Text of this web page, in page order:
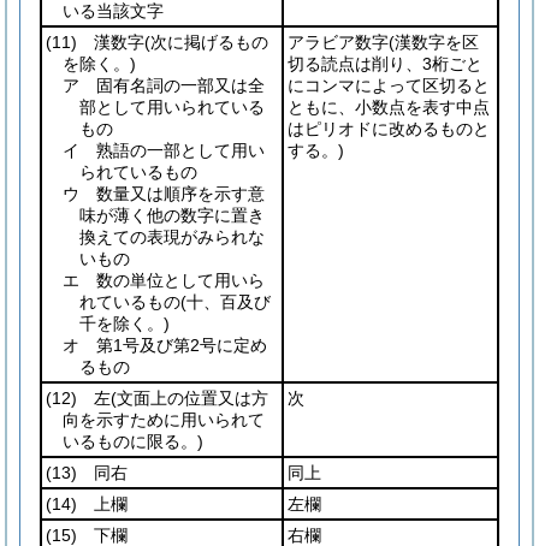
いる当該文字
(11) 漢数字(次に掲げるもの
を除く。)
ア 固有名詞の一部又は全
部として用いられている
もの
イ 熟語の一部として用い
られているもの
ウ 数量又は順序を示す意
味が薄く他の数字に置き
換えての表現がみられな
いもの
エ 数の単位として用いら
れているもの(十、百及び
千を除く。)
オ 第1号及び第2号に定め
るもの
アラビア数字(漢数字を区
切る読点は削り、3桁ごと
にコンマによって区切ると
ともに、小数点を表す中点
はピリオドに改めるものと
する。)
(12) 左(文面上の位置又は方
向を示すために用いられて
いるものに限る。)
次
(13) 同右
同上
(14) 上欄
左欄
(15) 下欄 右欄